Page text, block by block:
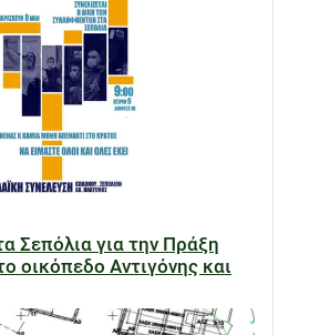
Σεπόλια για την Πράξη
οικόπεδο Αντιγόνης και